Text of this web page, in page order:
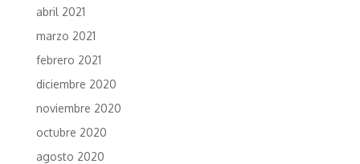
abril 2021
marzo 2021
febrero 2021
diciembre 2020
noviembre 2020
octubre 2020
agosto 2020